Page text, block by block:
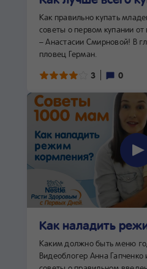
Как правильно купать
советы о первом купании
– Анастасии Смирновой! В
пловец Герман.
3 0
Как наладить
Каким должно быть меню
Видеоблогер Анна